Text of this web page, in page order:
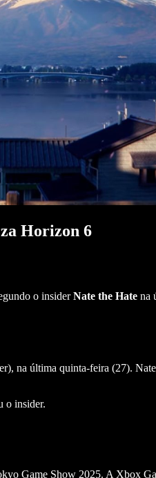
Horizon 6
o insiderNate the Hate na
na última quinta-feira (27).
o insider.
Game Show 2025. A Xbox